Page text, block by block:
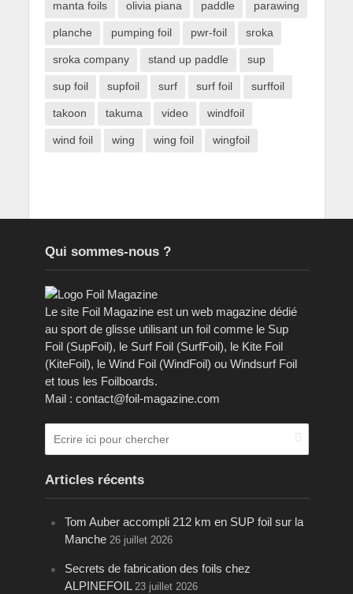
manta foils olivia piana paddle parawing
planche pumping foil pwr-foil sroka
sroka company stand up paddle sup
sup foil supfoil surf surf foil surffoil
takoon takuma video windfoil
wind foil wing wing foil wingfoil
Qui sommes-nous ?
Le site Foil Magazine est un web magazine dédié
au sport de glisse utilisant un foil comme le Sup
Foil (SupFoil), le Surf Foil (SurfFoil), le Kite Foil
(KiteFoil), le Wind Foil (WindFoil) ou Windsurf Foil
et tous les Foilboards.
Mail : contact@foil-magazine.com
Articles récents
Tom Auber accompli 212 km en SUP foil sur la
Manche 26 juillet 2026
Secrets de fabrication des foils chez
ALPINEFOIL 23 juillet 2026